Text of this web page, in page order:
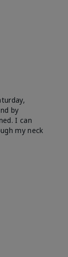
by
I can
my neck